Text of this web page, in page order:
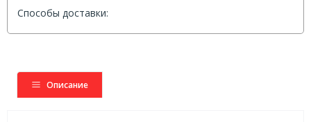
Способы доставки:
Описание